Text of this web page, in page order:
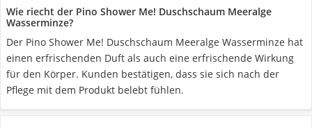
Wie riecht der Pino Shower Me! Duschschaum Meeralge
Wasserminze?
Der Pino Shower Me! Duschschaum Meeralge Wasserminze hat
einen erfrischenden Duft als auch eine erfrischende Wirkung
für den Körper. Kunden bestätigen, dass sie sich nach der
Pflege mit dem Produkt belebt fühlen.